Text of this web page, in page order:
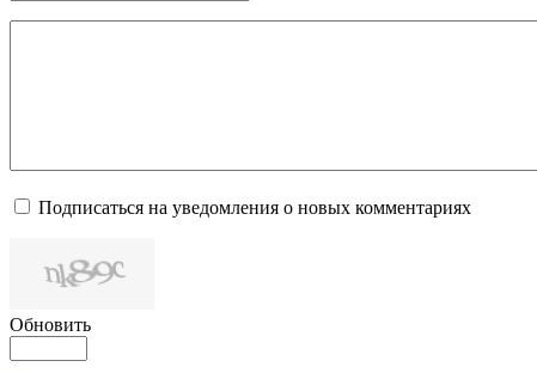
Подписаться на уведомления о новых комментариях
Обновить